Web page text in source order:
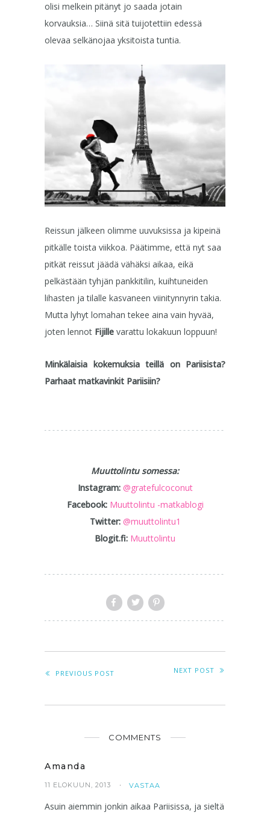
olisi melkein pitänyt jo saada jotain
korvauksia… Siinä sitä tuijotettiin edessä
olevaa selkänojaa yksitoista tuntia.
Reissun jälkeen olimme uuvuksissa ja kipeinä
pitkälle toista viikkoa. Päätimme, että nyt saa
pitkät reissut jäädä vähäksi aikaa, eikä
pelkästään tyhjän pankkitilin, kuihtuneiden
lihasten ja tilalle kasvaneen viinitynnyrin takia.
Mutta lyhyt lomahan tekee aina vain hyvää,
joten lennot Fijille varattu lokakuun loppuun!
Minkälaisia kokemuksia teillä on Pariisista?
Parhaat matkavinkit Pariisiin?
Muuttolintu somessa:
Instagram: @gratefulcoconut
Facebook: Muuttolintu -matkablogi
Twitter: @muuttolintu1
Blogit.fi: Muuttolintu
PREVIOUS POST NEXT POST
COMMENTS
Amanda
11 ELOKUUN, 2013 VASTAA
Asuin aiemmin jonkin aikaa Pariisissa, ja sieltä